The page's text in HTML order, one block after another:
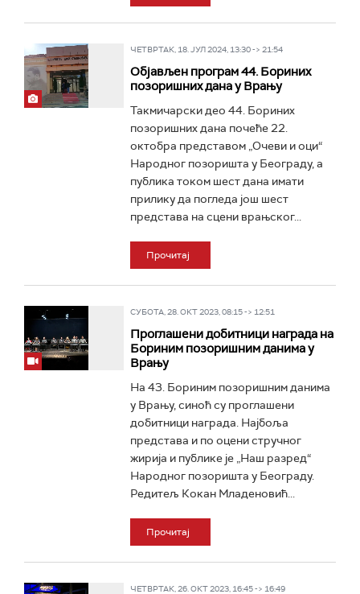
ЧЕТВРТАК, 18. ЈУЛ 2024, 13:30 -> 21:54
Објављен програм 44. Бориних
позоришних дана у Врању
Такмичарски део 44. Бориних
позоришних дана почеће 22.
октобра представом „Очеви и оци“
Народног позоришта у Београду, а
публика током шест дана имати
прилику да погледа још шест
представа на сцени врањског...
Прочитај
СУБОТА, 28. ОКТ 2023, 08:15 -> 12:51
Проглашени добитници награда на
Бориним позоришним данима у
Врању
На 43. Бориним позоришним данима
у Врању, синоћ су проглашени
добитници награда. Најбоља
представа и по оцени стручног
жирија и публике је „Наш разред“
Народног позоришта у Београду.
Редитељ Кокан Младеновић...
Прочитај
ЧЕТВРТАК, 26. ОКТ 2023, 16:45 -> 16:49